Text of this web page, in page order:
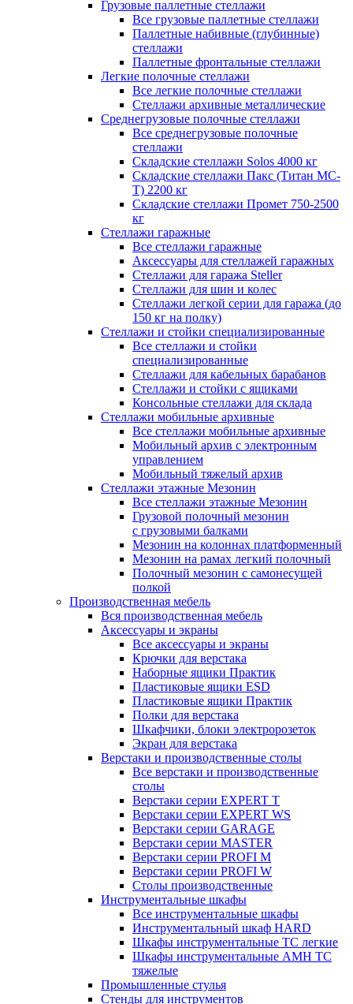
Грузовые паллетные стеллажи
Все грузовые паллетные стеллажи
Паллетные набивные (глубинные)
стеллажи
Паллетные фронтальные стеллажи
Легкие полочные стеллажи
Все легкие полочные стеллажи
Стеллажи архивные металлические
Среднегрузовые полочные стеллажи
Все среднегрузовые полочные
стеллажи
Складские стеллажи Solos 4000 кг
Складские стеллажи Пакс (Титан МС-
Т) 2200 кг
Складские стеллажи Промет 750-2500
кг
Стеллажи гаражные
Все стеллажи гаражные
Аксессуары для стеллажей гаражных
Стеллажи для гаража Steller
Стеллажи для шин и колес
Стеллажи легкой серии для гаража (до
150 кг на полку)
Стеллажи и стойки специализированные
Все стеллажи и стойки
специализированные
Стеллажи для кабельных барабанов
Стеллажи и стойки с ящиками
Консольные стеллажи для склада
Стеллажи мобильные архивные
Все стеллажи мобильные архивные
Мобильный архив с электронным
управлением
Мобильный тяжелый архив
Стеллажи этажные Мезонин
Все стеллажи этажные Мезонин
Грузовой полочный мезонин
с грузовыми балками
Мезонин на колоннах платформенный
Мезонин на рамах легкий полочный
Полочный мезонин с самонесущей
полкой
Производственная мебель
Вся производственная мебель
Аксессуары и экраны
Все аксессуары и экраны
Крючки для верстака
Наборные ящики Практик
Пластиковые ящики ESD
Пластиковые ящики Практик
Полки для верстака
Шкафчики, блоки электророзеток
Экран для верстака
Верстаки и производственные столы
Все верстаки и производственные
столы
Верстаки серии EXPERT T
Верстаки серии EXPERT WS
Верстаки серии GARAGE
Верстаки серии MASTER
Верстаки серии PROFI M
Верстаки серии PROFI W
Столы производственные
Инструментальные шкафы
Все инструментальные шкафы
Инструментальный шкаф HARD
Шкафы инструментальные ТС легкие
Шкафы инструментальные AMH TC
тяжелые
Промышленные стулья
Стенды для инструментов